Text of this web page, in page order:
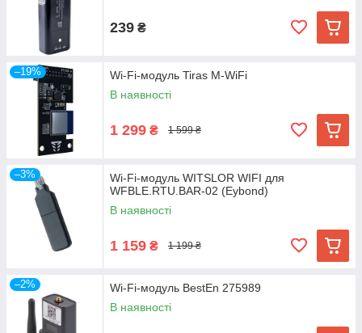
239 ₴
–19%
Wi-Fi-модуль Tiras M-WiFi
В наявності
1 299 ₴ 1 599 ₴
–3%
Wi-Fi-модуль WITSLOR WIFI для
WFBLE.RTU.BAR-02 (Eybond)
В наявності
1 159 ₴ 1 199 ₴
–2%
Wi-Fi-модуль BestEn 275989
В наявності